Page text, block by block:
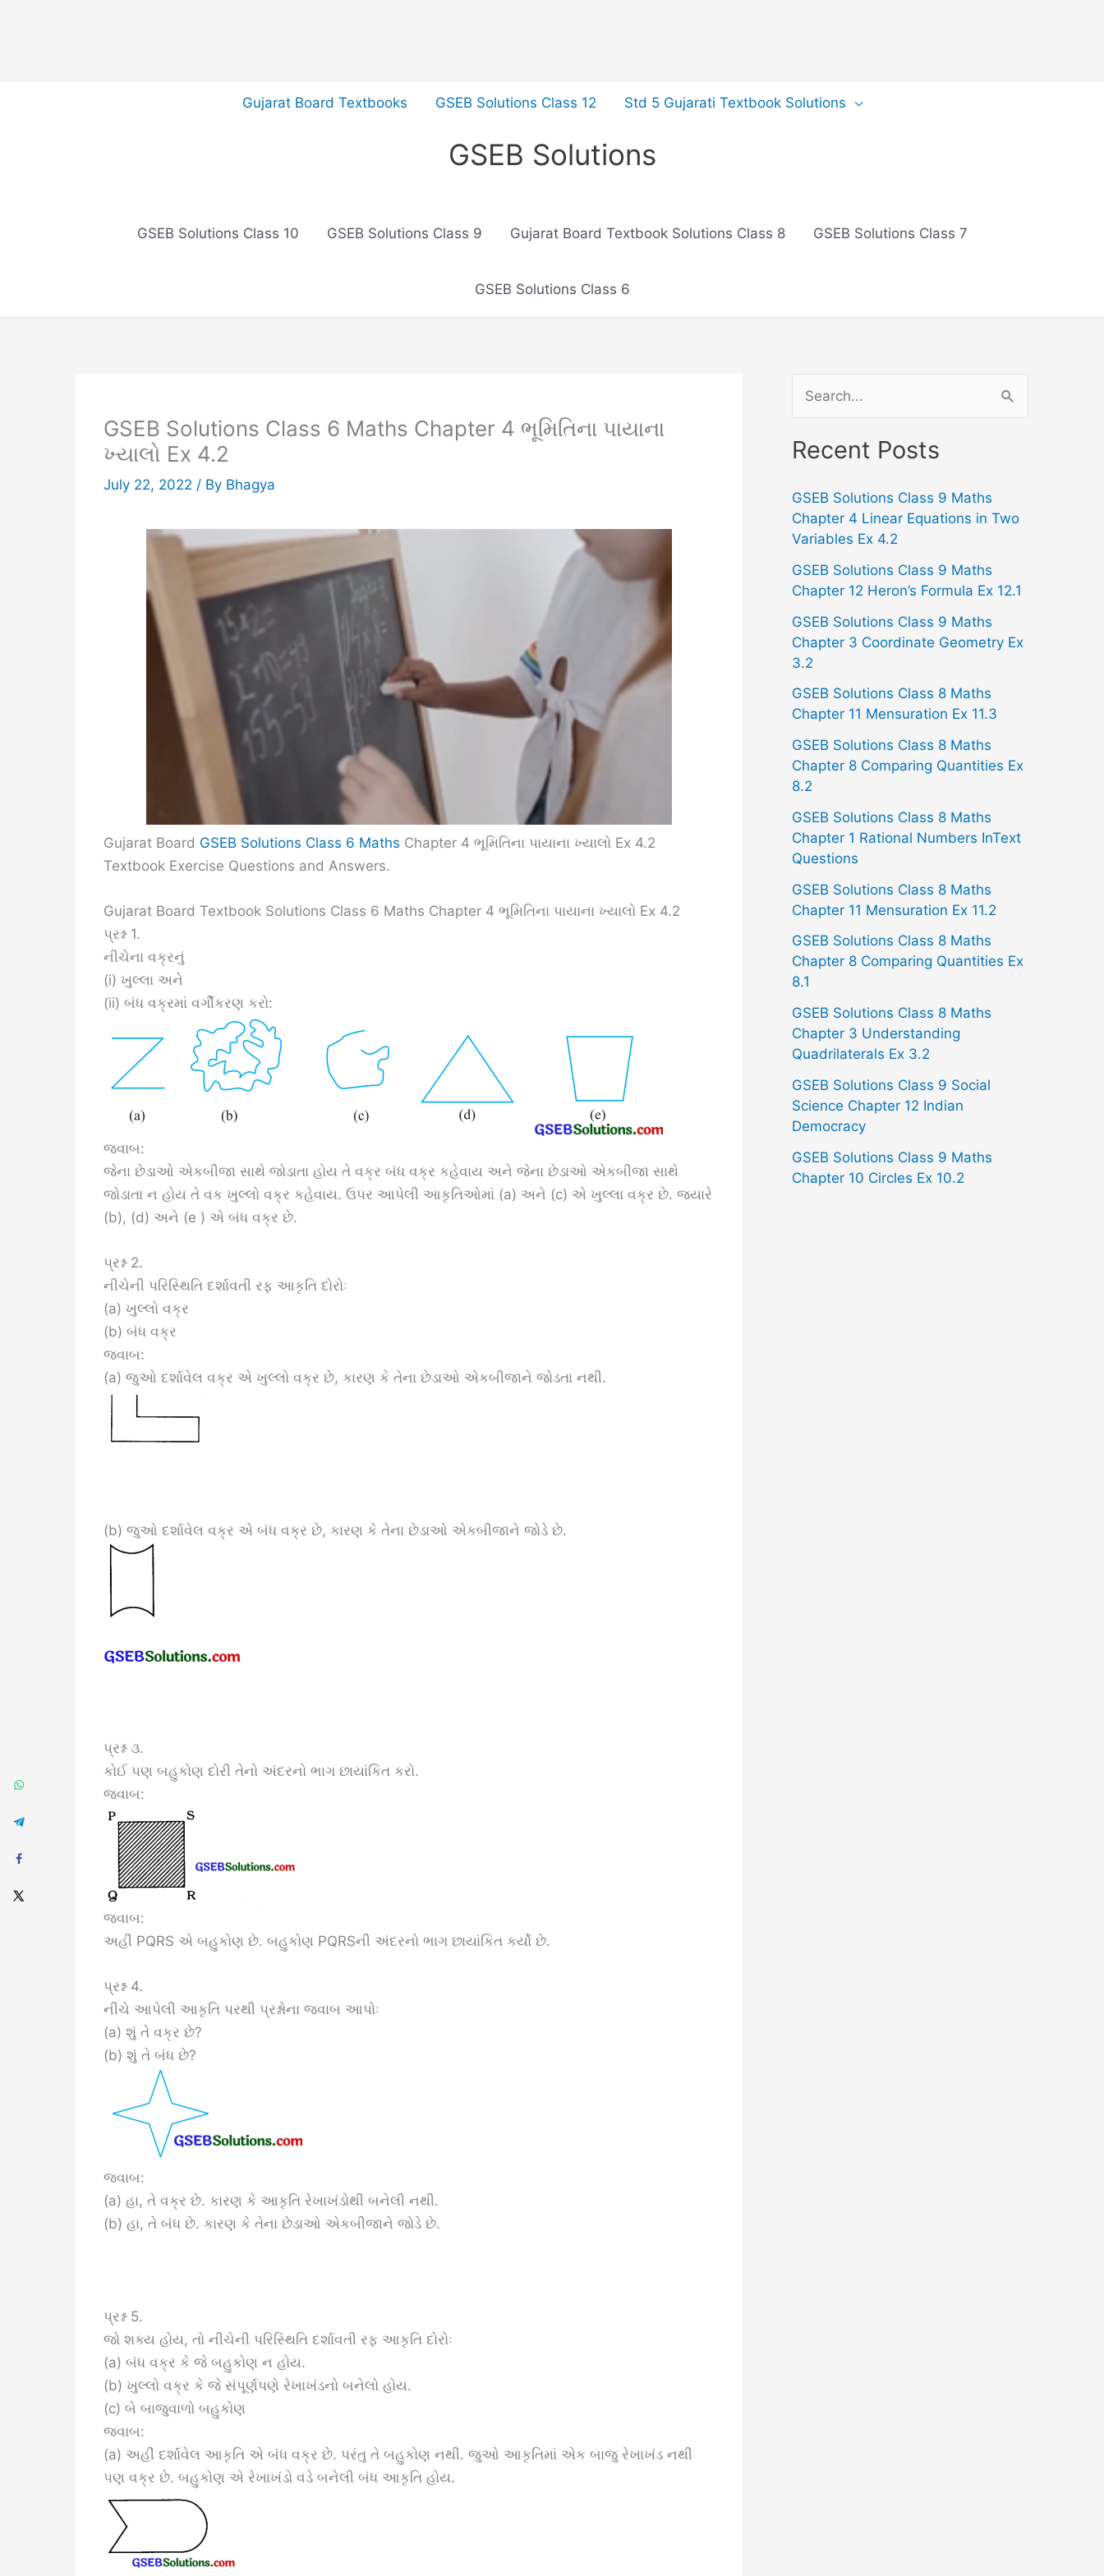
Gujarat Board Textbooks GSEB Solutions Class 12 Std 5 Gujarati Textbook Solutions
GSEB Solutions
GSEB Solutions Class 10 GSEB Solutions Class 9 Gujarat Board Textbook Solutions Class 8 GSEB Solutions Class 7
GSEB Solutions Class 6
GSEB Solutions Class 6 Maths Chapter 4 ભૂમિતિના પાયાના
ખ્યાલો Ex 4.2
July 22, 2022 / By Bhagya
Gujarat Board GSEB Solutions Class 6 Maths Chapter 4 ભૂમિતિના પાયાના ખ્યાલો Ex 4.2
Textbook Exercise Questions and Answers.
Gujarat Board Textbook Solutions Class 6 Maths Chapter 4 ભૂમિતિના પાયાના ખ્યાલો Ex 4.2
પ્રશ્ન 1.
નીચેના વક્રનું
(i) ખુલ્લા અને
(ii) બંધ વક્રમાં વર્ગીકરણ કરો:
જવાબ:
જેના છેડાઓ એકબીજા સાથે જોડાતા હોય તે વક્ર બંધ વક્ર કહેવાય અને જેના છેડાઓ એકબીજા સાથે
જોડાતા ન હોય તે વક ખુલ્લો વક્ર કહેવાય. ઉપર આપેલી આકૃતિઓમાં (a) અને (c) એ ખુલ્લા વક્ર છે. જ્યારે
(b), (d) અને (e ) એ બંધ વક્ર છે.
પ્રશ્ન 2.
નીચેની પરિસ્થિતિ દર્શાવતી રફ આકૃતિ દોરોઃ
(a) ખુલ્લો વક્ર
(b) બંધ વક્ર
જવાબ:
(a) જુઓ દર્શાવેલ વક્ર એ ખુલ્લો વક્ર છે, કારણ કે તેના છેડાઓ એકબીજાને જોડતા નથી.
(b) જુઓ દર્શાવેલ વક્ર એ બંધ વક્ર છે, કારણ કે તેના છેડાઓ એકબીજાને જોડે છે.
પ્રશ્ન ૩.
કોઈ પણ બહુકોણ દોરી તેનો અંદરનો ભાગ છાયાંકિત કરો.
જવાબ:
જવાબ:
અહીં PQRS એ બહુકોણ છે. બહુકોણ PQRSની અંદરનો ભાગ છાયાંકિત કર્યો છે.
પ્રશ્ન 4.
નીચે આપેલી આકૃતિ પરથી પ્રશ્નોના જવાબ આપોઃ
(a) શું તે વક્ર છે?
(b) શું તે બંધ છે?
જવાબ:
(a) હા, તે વક્ર છે. કારણ કે આકૃતિ રેખાખંડોથી બનેલી નથી.
(b) હા, તે બંધ છે. કારણ કે તેના છેડાઓ એકબીજાને જોડે છે.
પ્રશ્ન 5.
જો શક્ય હોય, તો નીચેની પરિસ્થિતિ દર્શાવતી રફ આકૃતિ દોરોઃ
(a) બંધ વક્ર કે જે બહુકોણ ન હોય.
(b) ખુલ્લો વક્ર કે જે સંપૂર્ણપણે રેખાખંડનો બનેલો હોય.
(c) બે બાજુવાળો બહુકોણ
જવાબ:
(a) અહીં દર્શાવેલ આકૃતિ એ બંધ વક્ર છે. પરંતુ તે બહુકોણ નથી. જુઓ આકૃતિમાં એક બાજુ રેખાખંડ નથી
પણ વક્ર છે. બહુકોણ એ રેખાખંડો વડે બનેલી બંધ આકૃતિ હોય.
a
c
h
o
:
Recent Posts
GSEB Solutions Class 9 Maths
Chapter 4 Linear Equations in Two
Variables Ex 4.2
GSEB Solutions Class 9 Maths
Chapter 12 Heron’s Formula Ex 12.1
GSEB Solutions Class 9 Maths
Chapter 3 Coordinate Geometry Ex
3.2
GSEB Solutions Class 8 Maths
Chapter 11 Mensuration Ex 11.3
GSEB Solutions Class 8 Maths
Chapter 8 Comparing Quantities Ex
8.2
GSEB Solutions Class 8 Maths
Chapter 1 Rational Numbers InText
Questions
GSEB Solutions Class 8 Maths
Chapter 11 Mensuration Ex 11.2
GSEB Solutions Class 8 Maths
Chapter 8 Comparing Quantities Ex
8.1
GSEB Solutions Class 8 Maths
Chapter 3 Understanding
Quadrilaterals Ex 3.2
GSEB Solutions Class 9 Social
Science Chapter 12 Indian
Democracy
GSEB Solutions Class 9 Maths
Chapter 10 Circles Ex 10.2